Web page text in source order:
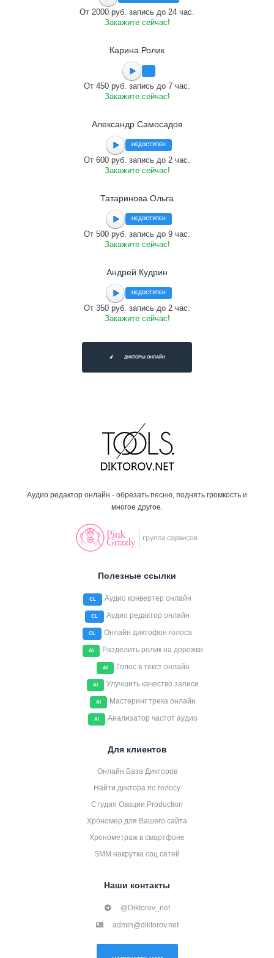
От 2000 руб. запись до 24 час.
Закажите сейчас!
Карина Ролик
От 450 руб. запись до 7 час.
Закажите сейчас!
Александр Самосадов
НЕДОСТУПЕН
От 600 руб. запись до 2 час.
Закажите сейчас!
Татаринова Ольга
НЕДОСТУПЕН
От 500 руб. запись до 9 час.
Закажите сейчас!
Андрей Кудрин
НЕДОСТУПЕН
От 350 руб. запись до 2 час.
Закажите сейчас!
ДИКТОРЫ ОНЛАЙН
Аудио редактор онлайн - обрезать песню, поднять громкость и
многое другое.
Полезные ссылки
CL Аудио конвертер онлайн
CL Аудио редактор онлайн
CL Онлайн диктофон голоса
AI Разделить ролик на дорожки
AI Голос в текст онлайн
AI Улучшить качество записи
AI Мастеринг трека онлайн
AI Анализатор частот аудио
Для клиентов
Онлайн База Дикторов
Найти диктора по голосу
Студия Овации Production
Хрономер для Вашего сайта
Хронометраж в смартфоне
SMM накрутка соц сетей
Наши контакты
@Diktorov_net
admin@diktorov.net